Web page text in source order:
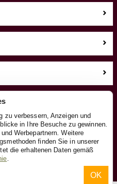
zu verbessern, Anzeigen und
in Ihre Besuche zu gewinnen.
Werbepartnern. Weitere
finden Sie in unserer
die erhaltenen Daten gemäß
OK